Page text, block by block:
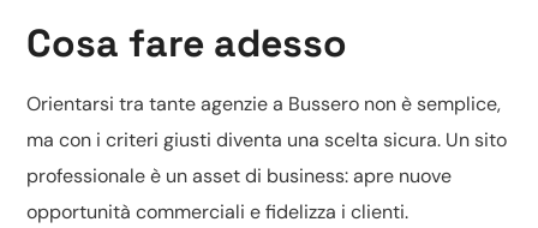
Cosa fare adesso
Orientarsi tra tante agenzie a Bussero non è semplice,
ma con i criteri giusti diventa una scelta sicura. Un sito
professionale è un asset di business: apre nuove
opportunità commerciali e fidelizza i clienti.